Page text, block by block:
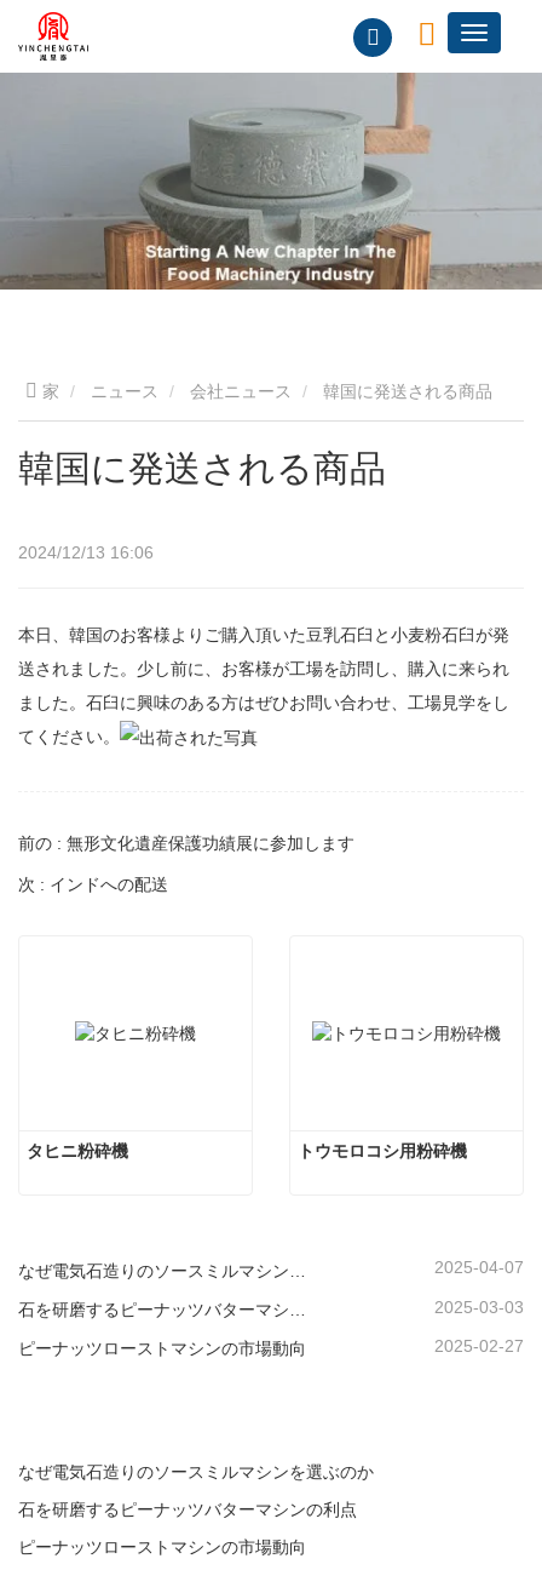
家 ニュース 会社ニュース 韓国に発送される商品
韓国に発送される商品
2024/12/13 16:06
本日、韓国のお客様よりご購入頂いた豆乳石臼と小麦粉石臼が発
送されました。少し前に、お客様が工場を訪問し、購入に来られ
ました。石臼に興味のある方はぜひお問い合わせ、工場見学をし
てください。
前の : 無形文化遺産保護功績展に参加します
次 : インドへの配送
タヒニ粉砕機 トウモロコシ用粉砕機
2025-04-07
2025-03-03
ピーナッツローストマシンの市場動向 2025-02-27
なぜ電気石造りのソースミルマシンを選ぶのか
石を研磨するピーナッツバターマシンの利点
ピーナッツローストマシンの市場動向